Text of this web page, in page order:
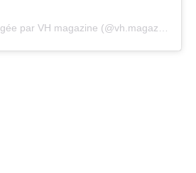
Une publication partagée par VH magazine (@vh.magazine)